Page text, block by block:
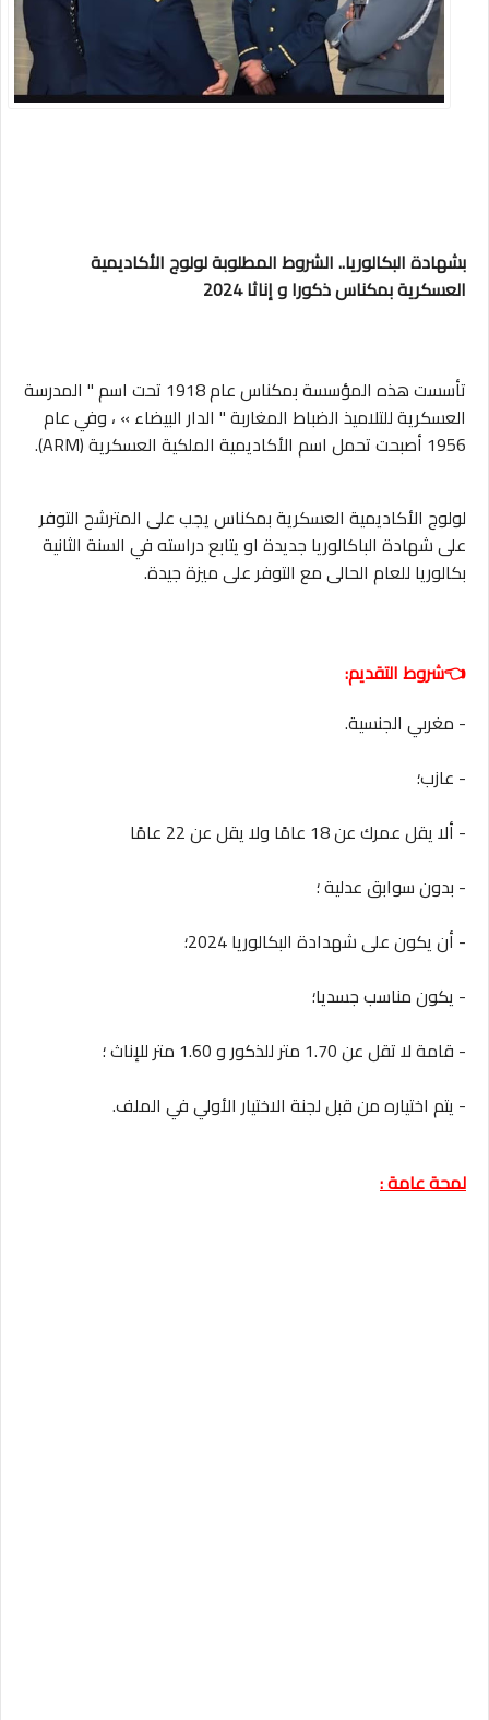
بشهادة البكالوريا.. الشروط المطلوبة لولوج الأكاديمية
العسكرية بمكناس ذكورا و إناثا 2024
تأسست هذه المؤسسة بمكناس عام 1918 تحت اسم " المدرسة
العسكرية للتلاميذ الضباط المغاربة " الدار البيضاء » ، وفي عام
1956 أصبحت تحمل اسم الأكاديمية الملكية العسكرية (ARM).
لولوج الأكاديمية العسكرية بمكناس يجب على المترشح التوفر
على شهادة الباكالوريا جديدة او يتابع دراسته في السنة الثانية
بكالوريا للعام الحالى مع التوفر على ميزة جيدة.
👈شروط التقديم:
- مغربي الجنسية.
- عازب؛
- ألا يقل عمرك عن 18 عامًا ولا يقل عن 22 عامًا
- بدون سوابق عدلية ؛
- أن يكون على شهدادة البكالوريا 2024؛
- يكون مناسب جسديا؛
- قامة لا تقل عن 1.70 متر للذكور و 1.60 متر للإناث ؛
- يتم اختياره من قبل لجنة الاختيار الأولي في الملف.
لمحة عامة :